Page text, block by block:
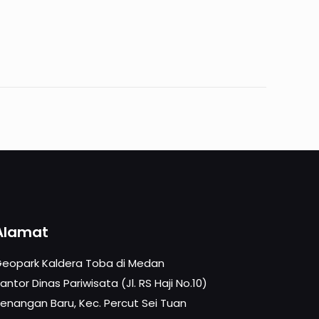
Kaldera Toba di Medan
Dinas Pariwisata (Jl. RS Haji No.10)
Baru, Kec. Percut Sei Tuan